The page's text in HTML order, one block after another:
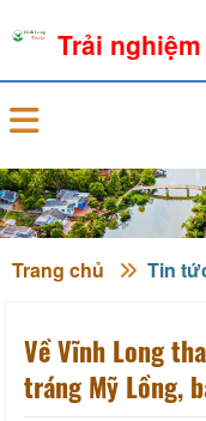
Trang chủ Tin
Về Vĩnh Long
tráng Mỹ Lồng,
Trải